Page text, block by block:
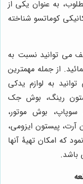
به عنوان یکی از
کوماتسو شناخته
می توانید نسبت به
از جمله مهمترین
به لوازم یدکی
رینگ، بوش جک
بوش موتور،
آرت، پیستون ایزومی،
که امکان تهیۀ آنها
باشد.